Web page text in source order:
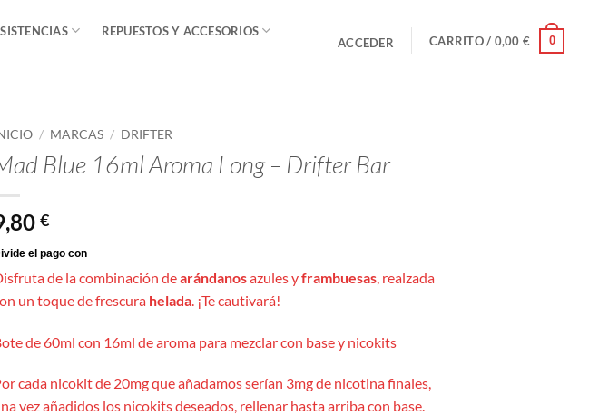
REPUESTOS Y ACCESORIOS
ACCEDER CARRITO / 0,00 € 0
/ MARCAS / DRIFTER
Blue 16ml Aroma Long – Drifter Bar
€
de la combinación dearándanosazules yframbuesas , realzada
un toque de frescura helada . ¡Te cautivará!
de 60ml con 16ml de aroma para mezclar con base y nicokits
cada nicokit de 20mg que añadamos serían 3mg de nicotina finales,
vez añadidos los nicokits deseados, rellenar hasta arriba con base.